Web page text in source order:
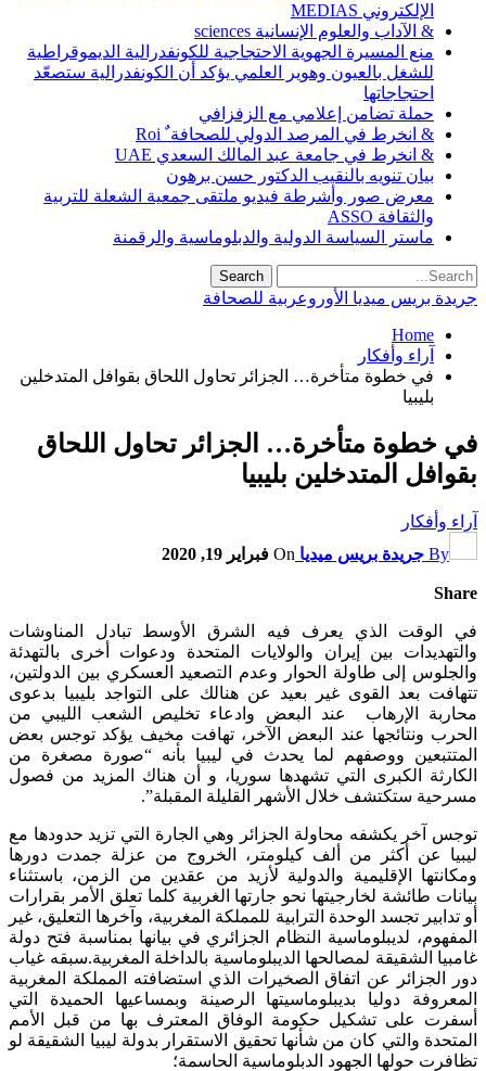
الإلكتروني MEDIAS
& الآداب والعلوم الإنسانية sciences
منع المسيرة الجهوية الاحتجاجية للكونفدرالية الديموقراطية
للشغل بالعيون وهوير العلمي يؤكد أن الكونفدرالية ستصعّد
احتجاجاتها
حملة تضامن إعلامي مع الزفزافي
& انخرط في المرصد الدولي للصحافة ٌ Roi
& انخرط في جامعة عبد المالك السعدي UAE
بيان تنويه بالنقيب الدكتور حسن برهون
معرض صور وأشرطة فيديو ملتقى جمعية الشعلة للتربية
والثقافة ASSO
ماستر السياسة الدولية والدبلوماسية والرقمنة
جريدة بريس ميديا الأوروعربية للصحافة
Home
آراء وأفكار
في خطوة متأخرة… الجزائر تحاول اللحاق بقوافل المتدخلين
بليبيا
في خطوة متأخرة… الجزائر تحاول اللحاق
بقوافل المتدخلين بليبيا
آراء وأفكار
By جريدة بريس ميديا On فبراير 19, 2020
Share
في الوقت الذي يعرف فيه الشرق الأوسط تبادل المناوشات
والتهديدات بين إيران والولايات المتحدة ودعوات أخرى بالتهدئة
والجلوس إلى طاولة الحوار وعدم التصعيد العسكري بين الدولتين،
تتهافت بعد القوى غير بعيد عن هنالك على التواجد بليبيا بدعوى
محاربة الإرهاب عند البعض وادعاء تخليص الشعب الليبي من
الحرب ونتائجها عند البعض الآخر، تهافت مخيف يؤكد توجس بعض
المتتبعين ووصفهم لما يحدث في ليبيا بأنه “صورة مصغرة من
الكارثة الكبرى التي تشهدها سوريا، و أن هناك المزيد من فصول
مسرحية ستكتشف خلال الأشهر القليلة المقبلة”.
توجس آخر يكشفه محاولة الجزائر وهي الجارة التي تزيد حدودها مع
ليبيا عن أكثر من ألف كيلومتر، الخروج من عزلة جمدت دورها
ومكانتها الإقليمية والدولية لأزيد من عقدين من الزمن، باستثناء
بيانات طائشة لخارجيتها نحو جارتها الغربية كلما تعلق الأمر بقرارات
أو تدابير تجسد الوحدة الترابية للمملكة المغربية، وآخرها التعليق، غير
المفهوم، لديبلوماسية النظام الجزائري في بيانها بمناسبة فتح دولة
غامبيا الشقيقة لمصالحها الديبلوماسية بالداخلة المغربية.سبقه غياب
دور الجزائر عن اتفاق الصخيرات الذي استضافته المملكة المغربية
المعروفة دوليا بديبلوماسيتها الرصينة وبمساعيها الحميدة التي
أسفرت على تشكيل حكومة الوفاق المعترف بها من قبل الأمم
المتحدة والتي كان من شأنها تحقيق الاستقرار بدولة ليبيا الشقيقة لو
تظافرت حولها الجهود الدبلوماسية الحاسمة؛